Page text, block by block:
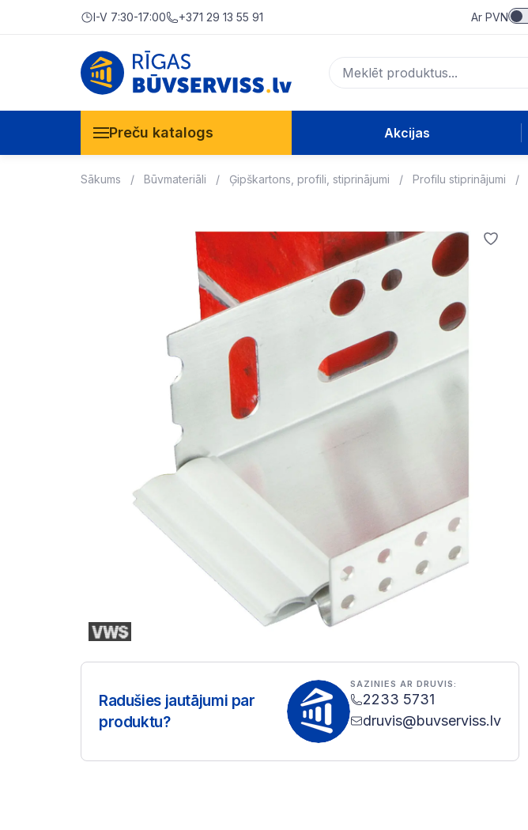
I-V 7:30-17:00 +371 29 13 55 91 Ar PVN
Preču katalogs Akcijas
Sākums Būvmateriāli Ģipškartons, profili, stiprinājumi Profilu stiprinājumi
Radušies jautājumi par
produktu?
SAZINIES AR DRUVIS:
2233 5731
druvis@buvserviss.lv